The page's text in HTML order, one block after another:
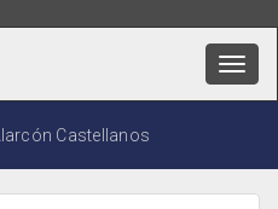
Castellanos